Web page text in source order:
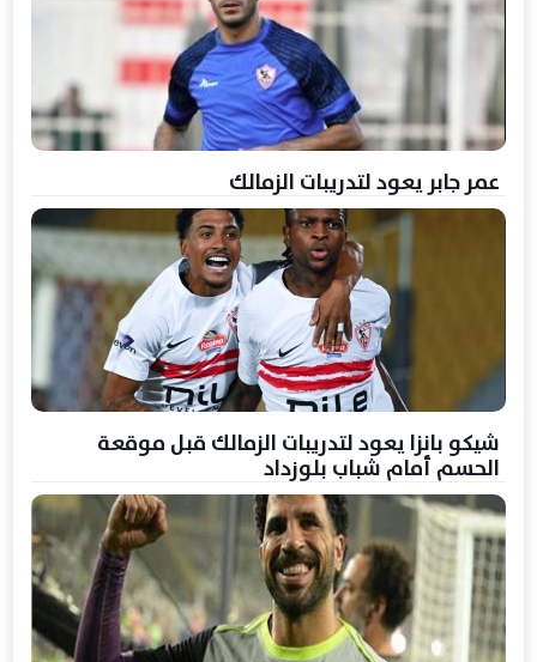
عمر جابر يعود لتدريبات الزمالك
شيكو بانزا يعود لتدريبات الزمالك قبل موقعة
الحسم أمام شباب بلوزداد